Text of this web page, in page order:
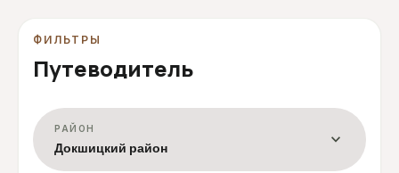
ФИЛЬТРЫ
Путеводитель
РАЙОН
Докшицкий район expand_more